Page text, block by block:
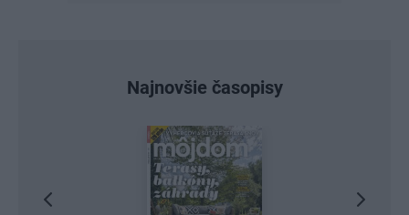
Najnovšie časopisy